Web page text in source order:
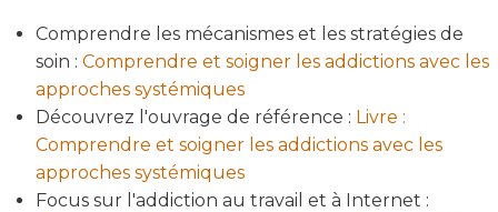
Comprendre les mécanismes et les stratégies de
soin : Comprendre et soigner les addictions avec les
approches systémiques
Découvrez l'ouvrage de référence : Livre :
Comprendre et soigner les addictions avec les
approches systémiques
Focus sur l'addiction au travail et à Internet :